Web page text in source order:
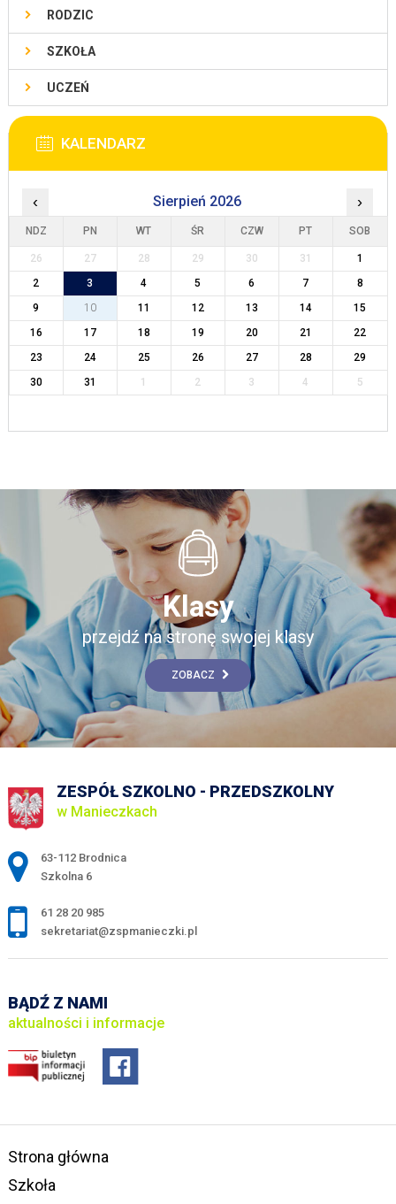
RODZIC
SZKOŁA
UCZEŃ
KALENDARZ
‹ Sierpień 2026 ›
NDZ PN WT ŚR CZW PT SOB
26 27 28 29 30 31
1
2
3 4 5 6 7
8
9
10 11 12 13 14
15
16
17 18 19 20 21
22
23
24 25 26 27 28
29
30
31 1 2 3 4 5
Klasy
przejdź na stronę swojej klasy
ZOBACZ
ZESPÓŁ SZKOLNO - PRZEDSZKOLNY
w Manieczkach
Adres pocztowy:
63-112 Brodnica
Szkolna 6
61 28 20 985
sekretariat@zspmanieczki.pl
BĄDŹ Z NAMI
aktualności i informacje
Strona główna
Szkoła